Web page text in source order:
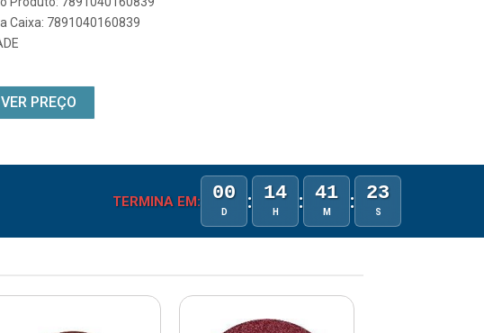
Caixa: 7891040160839
PREÇO
TERMINA EM: 00
D : 14
H : 41
M : 23
S